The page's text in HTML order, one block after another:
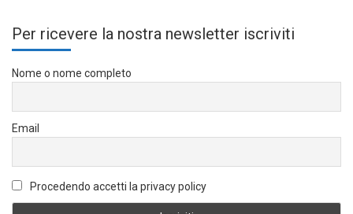
Per ricevere la nostra newsletter iscriviti
Nome o nome completo
Email
Procedendo accetti la privacy policy